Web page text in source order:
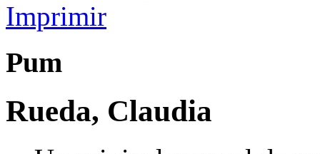
Imprimir
Pum
Rueda, Claudia